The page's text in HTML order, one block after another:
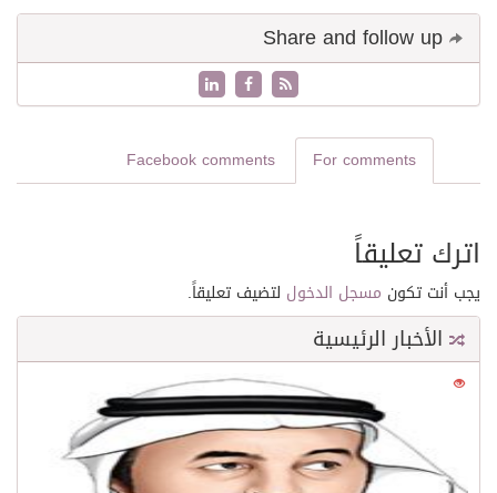
For comments
Facebook comments
اترك تعليقاً
يجب أنت تكون مسجل الدخول لتضيف تعليقاً.
الأخبار الرئيسية
21604